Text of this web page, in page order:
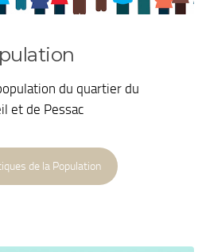
du quartier du
et de Pessac
de la Population